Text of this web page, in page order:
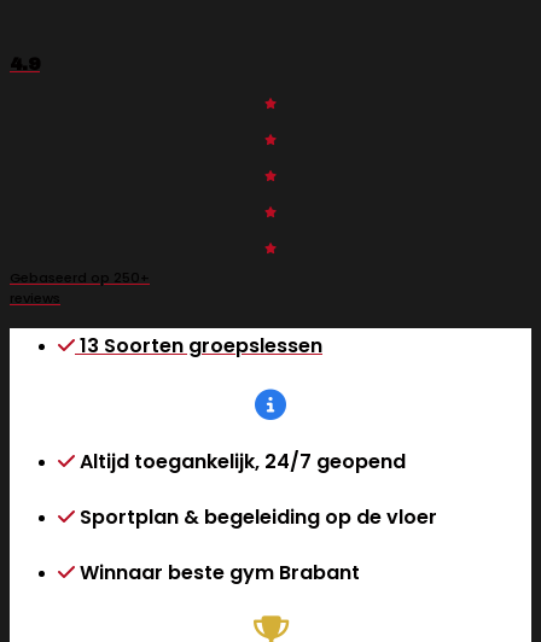
4.9
Gebaseerd op 250+
reviews
13 Soorten groepslessen
Altijd toegankelijk, 24/7 geopend
Sportplan & begeleiding op de vloer
Winnaar beste gym Brabant